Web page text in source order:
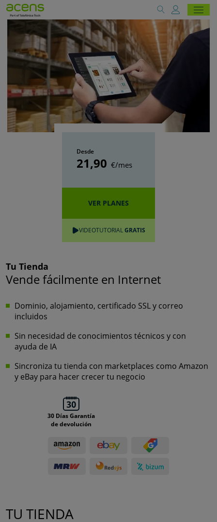
Desde
21,90 €/mes
VER PLANES
VIDEOTUTORIALGRATIS
Tu Tienda
Vende fácilmente en Internet
Dominio, alojamiento, certificado SSL y correo
incluidos
Sin necesidad de conocimientos técnicos y con
ayuda de IA
Sincroniza tu tienda con marketplaces como Amazon
y eBay para hacer crecer tu negocio
30 Días Garantía
de devolución
TU TIENDA